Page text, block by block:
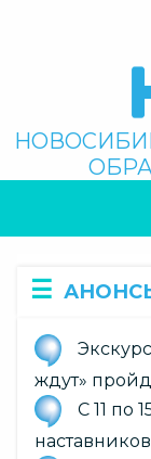
Поиск
НАВИГАЦИЯ
ждут»
С 11 по